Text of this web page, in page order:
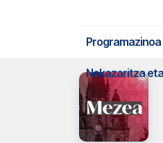
Programazinoa
Nekazaritza